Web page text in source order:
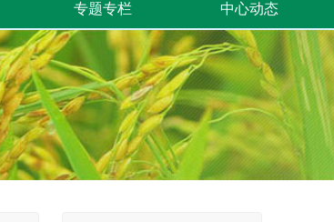
专题专栏 中心动态
湖北粮网:湖北粮网